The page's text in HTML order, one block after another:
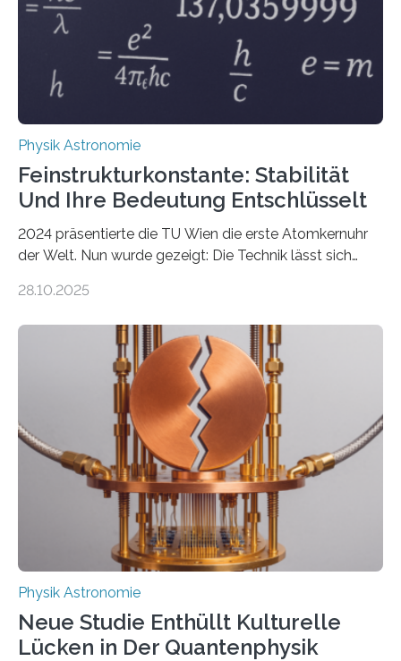
Physik Astronomie
Feinstrukturkonstante: Stabilität
Und Ihre Bedeutung Entschlüsselt
2024 präsentierte die TU Wien die erste Atomkernuhr
der Welt. Nun wurde gezeigt: Die Technik lässt sich
fundamentalen Physik nachzugehen. Thorium-
Messungen verwenden. Das hatte man jahrzehntelang
vermutet, weltweit war nach den passenden
Atomkern-Zuständen gesucht worden, 2024 gelang
einem Team der TU Wien mit Unterstützung
internationaler Partner der entscheidende Durchbruch:
Der lange diskutierte Thorium-Kernübergang wurde
gefunden. Kurz darauf konnte man zeigen, dass sich
Thorium tatsächlich nutzen lässt, um hochpräzise…
28.10.2025
Physik Astronomie
Neue Studie Enthüllt Kulturelle
Lücken in Der Quantenphysik